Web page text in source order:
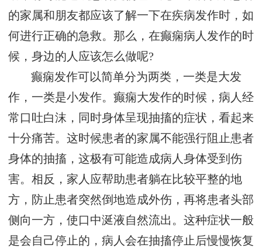
的家属和朋友都应该了解一下在疾病发作时，如
何进行正确的急救。那么，在癫痫病人发作的时
候，身边的人应该怎么做呢?
癫痫发作可以简单分为两类，一类是大发
作，一类是小发作。癫痫大发作的时候，病人经
常口吐白沫，同时身体呈现抽搐的症状，看起来
十分痛苦。这时候患者的家属不能强行阻止患者
身体的抽搐，这极有可能造成病人身体受到伤
害。相反，家人应帮助患者躺在比较平整的地
方，防止患者突然倒地造成外伤，再将患者头部
侧向一方，使口中涎液自然流出。这种症状一般
是会自己停止的，病人会在抽搐停止后慢慢恢复